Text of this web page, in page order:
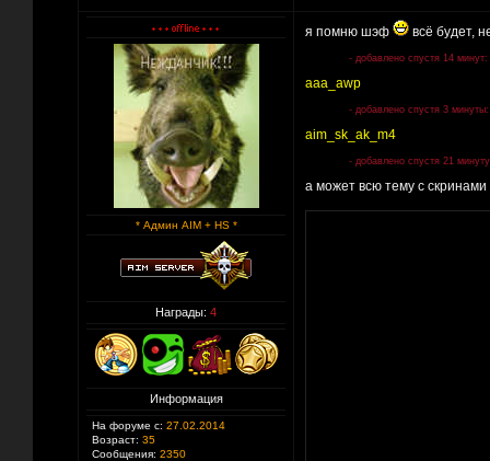
* Админ AIM + HS *
Награды: 4
Информация
На форуме с: 27.02.2014
Возраст: 35
Сообщения: 2350
я помню шэф всё будет,
- добавлено спустя 14 минут:
aaa_awp
- добавлено спустя 3 минуты:
aim_sk_ak_m4
- добавлено спустя 21
а может всю тему с скринами